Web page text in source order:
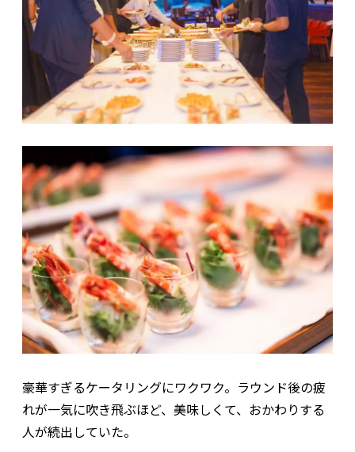
豪華すぎるケータリングにワクワク。ラウンド後の疲
れが一気に吹き飛ぶほど、美味しくて、おかわりする
人が続出していた。